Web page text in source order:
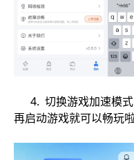
4. 切换游戏加速模式
再启动游戏就可以畅玩啦